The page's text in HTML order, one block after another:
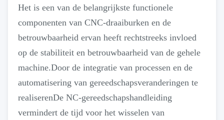
Het is een van de belangrijkste functionele
componenten van CNC-draaiburken en de
betrouwbaarheid ervan heeft rechtstreeks invloed
op de stabiliteit en betrouwbaarheid van de gehele
machine.Door de integratie van processen en de
automatisering van gereedschapsveranderingen te
realiserenDe NC-gereedschapshandleiding
vermindert de tijd voor het wisselen van